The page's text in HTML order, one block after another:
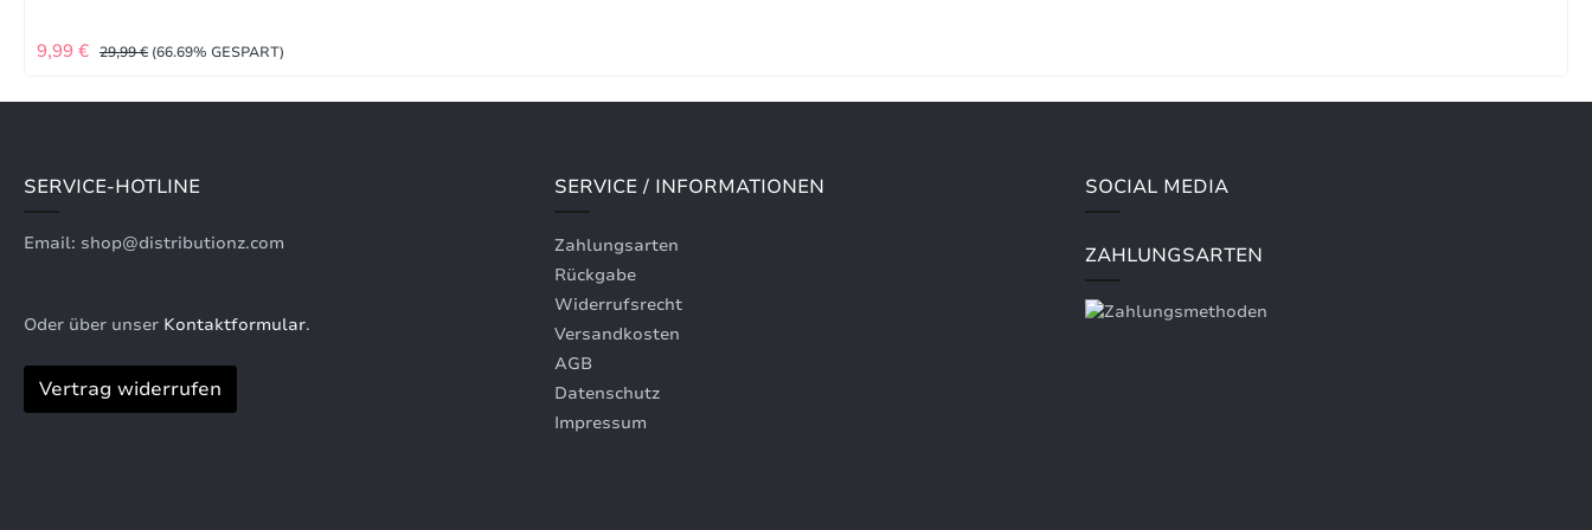
VERKAUFSPREIS:
9,99 € REGULÄRER PREIS:
29,99 € (66.69% GESPART)
SERVICE-HOTLINE
Email: shop@distributionz.com
Oder über unser Kontaktformular.
Vertrag widerrufen
SERVICE / INFORMATIONEN
Zahlungsarten
Rückgabe
Widerrufsrecht
Versandkosten
AGB
Datenschutz
Impressum
SOCIAL MEDIA
ZAHLUNGSARTEN